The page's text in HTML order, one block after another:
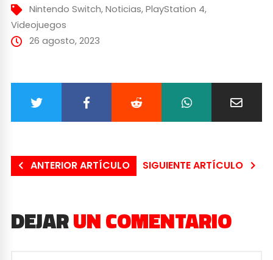
Nintendo Switch, Noticias, PlayStation 4,
Videojuegos
26 agosto, 2023
ANTERIOR ARTÍCULO SIGUIENTE ARTÍCULO
DEJARUN COMENTARIO